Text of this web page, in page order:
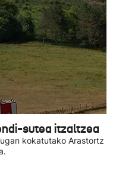
sutea itzaltzea
kokatutako Arastortz